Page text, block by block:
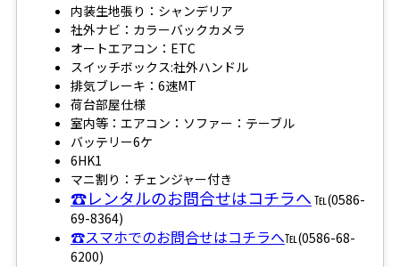
内装生地張り：シャンデリア
社外ナビ：カラーバックカメラ
オートエアコン：ETC
スイッチボックス:社外ハンドル
排気ブレーキ：6速MT
荷台部屋仕様
室内等：エアコン：ソファー：テーブル
バッテリー6ケ
6HK1
マニ割り：チェンジャー付き
☎レンタルのお問合せはコチラへ ℡(0586-
69-8364)
☎スマホでのお問合せはコチラへ℡(0586-68-
6200)